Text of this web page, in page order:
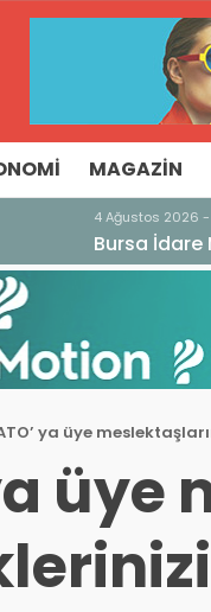
MAGAZIN
V. Bölge Bursa
ya üye
üye